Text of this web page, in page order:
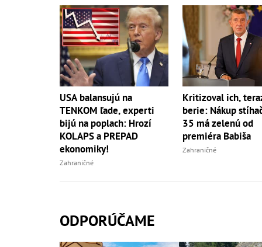
USA balansujú na
TENKOM ľade, experti
bijú na poplach: Hrozí
KOLAPS a PREPAD
ekonomiky!
Zahraničné
Kritizoval ich,
berie: Nákup
35 má zelenú od
premiéra Babiša
Zahraničné
ODPORÚČAME